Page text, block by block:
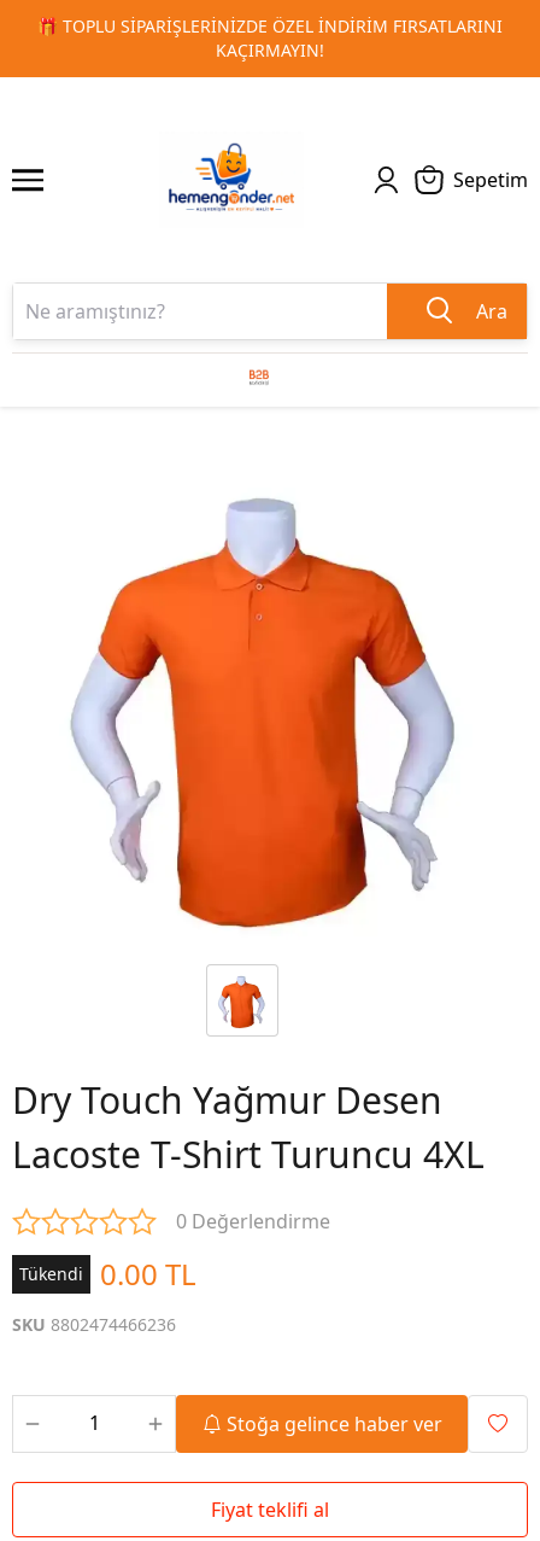
🚀 KURUMSAL PROMOSYON VE MATBAA
1 2
Sepetim
Ara
Dry Touch Yağmur Desen
Lacoste T-Shirt Turuncu 4XL
0 Değerlendirme
Tükendi 0.00 TL
SKU 8802474466236
Stoğa gelince haber ver
Fiyat teklifi al